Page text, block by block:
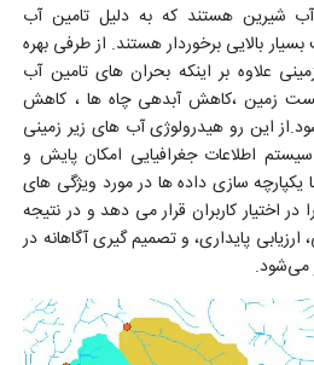
شیرین هستند که به دلیل تامین آب
بالایی برخوردار هستند. از طرفی بهره
علاوه بر اینکه بحران های تامین آب
زمین ،کاهش آبدهی چاه ها ، کاهش
این رو هیدرولوژی آب های زیر زمینی
اطلاعات جغرافیایی امکان پایش و
یکپارچه سازی داده ها در مورد ویژگی های
اختیار کاربران قرار می دهد و در نتیجه
پایداری، و تصمیم گیری آگاهانه در
می‌شود.